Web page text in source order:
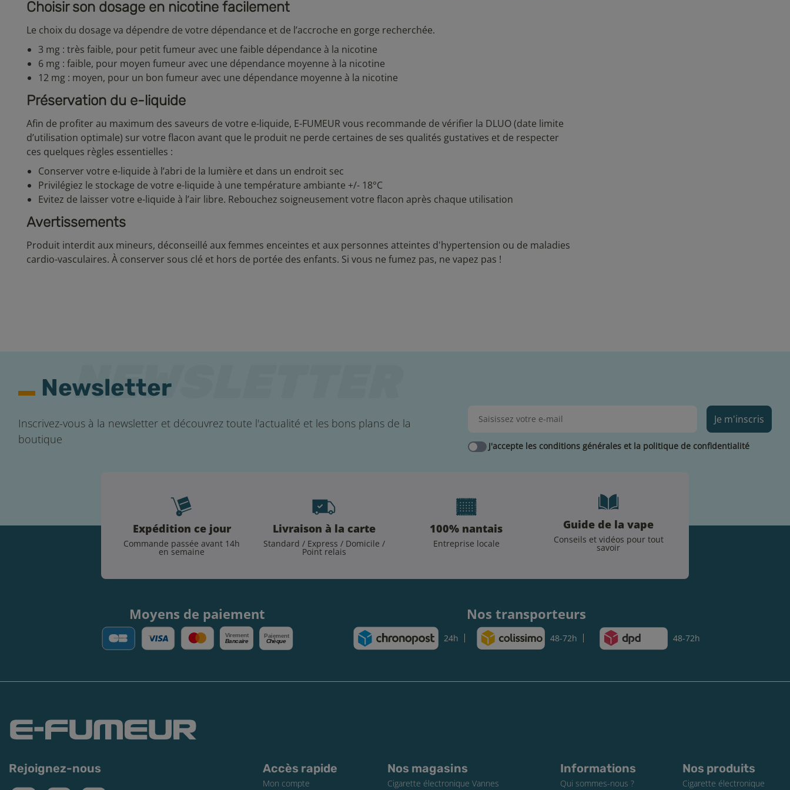
Choisir son dosage en nicotine facilement
Le choix du dosage va dépendre de votre dépendance et de l’accroche en gorge recherchée.
3 mg : très faible, pour petit fumeur avec une faible dépendance à la nicotine
6 mg : faible, pour moyen fumeur avec une dépendance moyenne à la nicotine
12 mg : moyen, pour un bon fumeur avec une dépendance moyenne à la nicotine
Préservation du e-liquide
Afin de profiter au maximum des saveurs de votre e-liquide, E-FUMEUR vous recommande de vérifier la DLUO (date limite
d’utilisation optimale) sur votre flacon avant que le produit ne perde certaines de ses qualités gustatives et de respecter
ces quelques règles essentielles :
Conserver votre e-liquide à l’abri de la lumière et dans un endroit sec
Privilégiez le stockage de votre e-liquide à une température ambiante +/- 18°C
Evitez de laisser votre e-liquide à l’air libre. Rebouchez soigneusement votre flacon après chaque utilisation
Avertissements
Produit interdit aux mineurs, déconseillé aux femmes enceintes et aux personnes atteintes d'hypertension ou de maladies
cardio-vasculaires. À conserver sous clé et hors de portée des enfants. Si vous ne fumez pas, ne vapez pas !
Newsletter
Inscrivez-vous à la newsletter et découvrez toute l'actualité et les bons plans de la
boutique
Je m'inscris
J'accepte les conditions générales et la politique de confidentialité
Expédition ce jour
Commande passée avant 14h
en semaine
Livraison à la carte
Standard / Express / Domicile /
Point relais
100% nantais
Entreprise locale
Guide de la vape
Conseils et vidéos pour tout
savoir
Moyens de paiement
Virement
Bancaire
Paiement
Chèque
Nos transporteurs
24h 48-72h 48-72h
Rejoignez-nous Accès rapide
Mon compte
Nos magasins
Cigarette électronique Vannes
Informations
Qui sommes-nous ?
Nos produits
Cigarette électronique